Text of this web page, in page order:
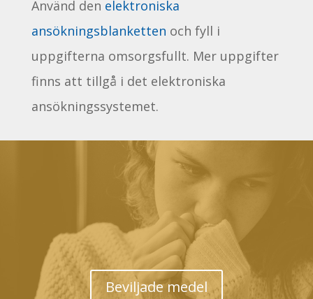
Använd den elektroniska
ansökningsblanketten och fyll i
uppgifterna omsorgsfullt. Mer uppgifter
finns att tillgå i det elektroniska
ansökningssystemet.
Beviljade medel